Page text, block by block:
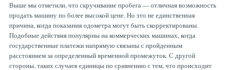
Выше мы отметили, что скручивание пробега — отличная возможность
продать машину по более высокой цене. Но это не единственная
причина, когда показания одометра могут быть скорректированы.
Подобные действия популярны на коммерческих машинах, когда
государственные платежи напрямую связаны с пройденным
расстоянием за определенный временной промежуток. С другой
стороны, таких случаев единицы по сравнению с тем, что происходит